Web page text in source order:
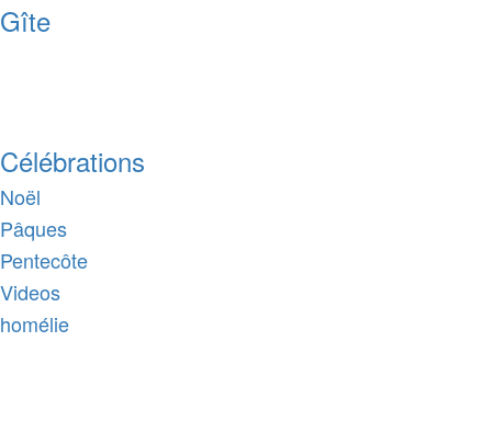
Gîte
Célébrations
Noël
Pâques
Pentecôte
Videos
homélie